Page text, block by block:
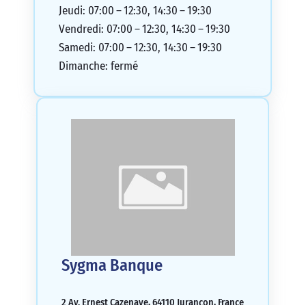
Jeudi: 07:00 – 12:30, 14:30 – 19:30
Vendredi: 07:00 – 12:30, 14:30 – 19:30
Samedi: 07:00 – 12:30, 14:30 – 19:30
Dimanche: fermé
Sygma Banque